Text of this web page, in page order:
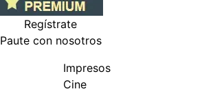
Regístrate
Paute con nosotros
Impresos
Cine